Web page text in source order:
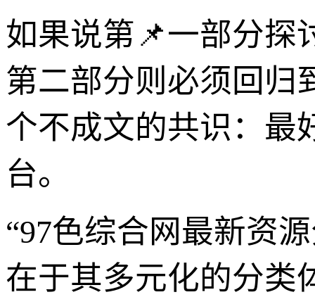
如果说第📌一部分探
第二部分则必须回归
个不成文的共识：最
台。
“97色综合网最新资
在于其多元化的分类